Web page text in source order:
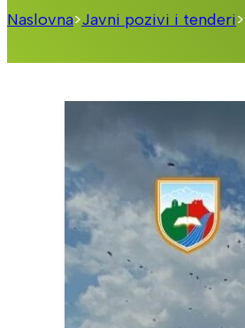
Naslovna>Javni pozivi i tenderi>